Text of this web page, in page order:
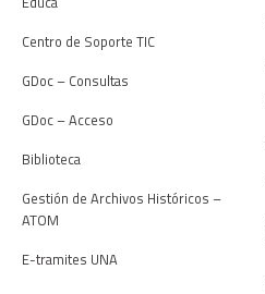
Centro de Soporte TIC
GDoc – Consultas
GDoc – Acceso
Biblioteca
Gestión de Archivos Históricos –
ATOM
E-tramites UNA